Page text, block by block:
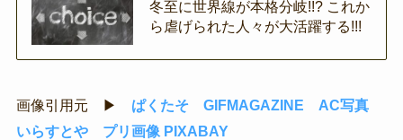
冬至に世界線が本格分岐!!? これか
ら虐げられた人々が大活躍する!!!
画像引用元 ▶ ぱくたそ GIFMAGAZINE
AC写真
いらすとや
プリ画像 PIXABAY